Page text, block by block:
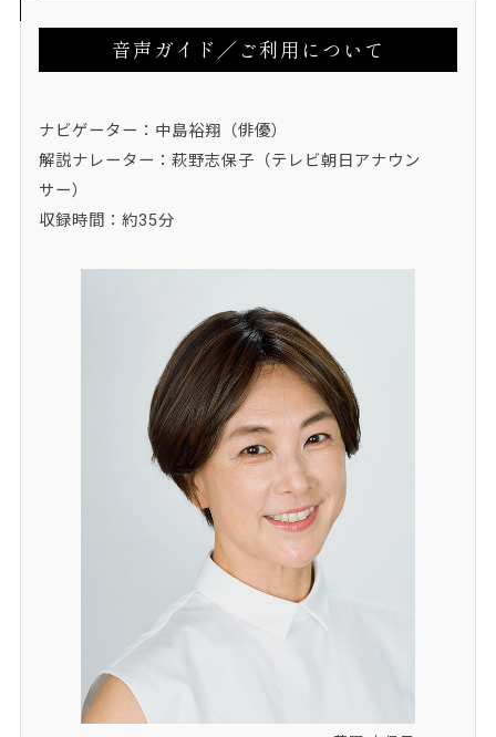
音声ガイド／ご利用について
ナビゲーター：中島裕翔（俳優）
解説ナレーター：萩野志保子（テレビ朝日アナウン
サー）
収録時間：約35分